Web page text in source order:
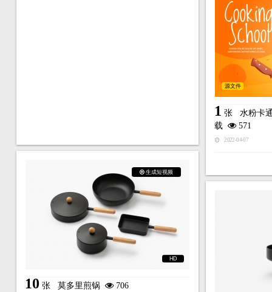
源文件
1 张 水粉卡
载
571
2022-04-07
生成短视频
HD
10 张 莫多里煎锅 706